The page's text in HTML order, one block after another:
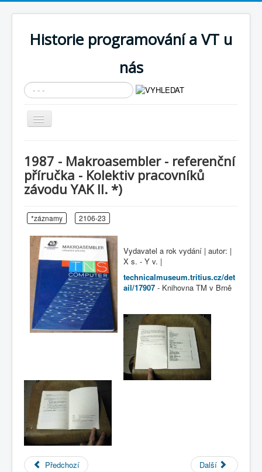
Historie programování a VT u
nás
Vyhledávání...
Přepnout
navigaci
Cíle expozice
PRŮVODCE EXPOZICÍ
KNIHOVNA
Historické počítače
COBOL
O nás
Úvod
KNIHOVNA
: firemní dokumentace v knihovně TMB
1987 - Makroasembler - referenční příručka - Kolektiv
pracovníků závodu YAK II. *)
1987 - Makroasembler - referenční
příručka - Kolektiv pracovníků
závodu YAK II. *)
*záznamy 2106-23
Vydavatel a rok vydání | autor: |
X s. - Y v. |
technicalmuseum.tritius.cz/det
ail/17907 - Knihovna TM v Brně
Předchozí Další